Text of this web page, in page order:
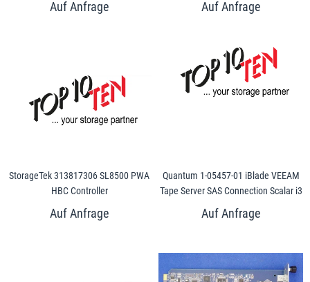
StorageTek 313817306 SL8500 PWA
HBC Controller
Quantum 1-05457-01 iBlade VEEAM
Tape Server SAS Connection Scalar i3